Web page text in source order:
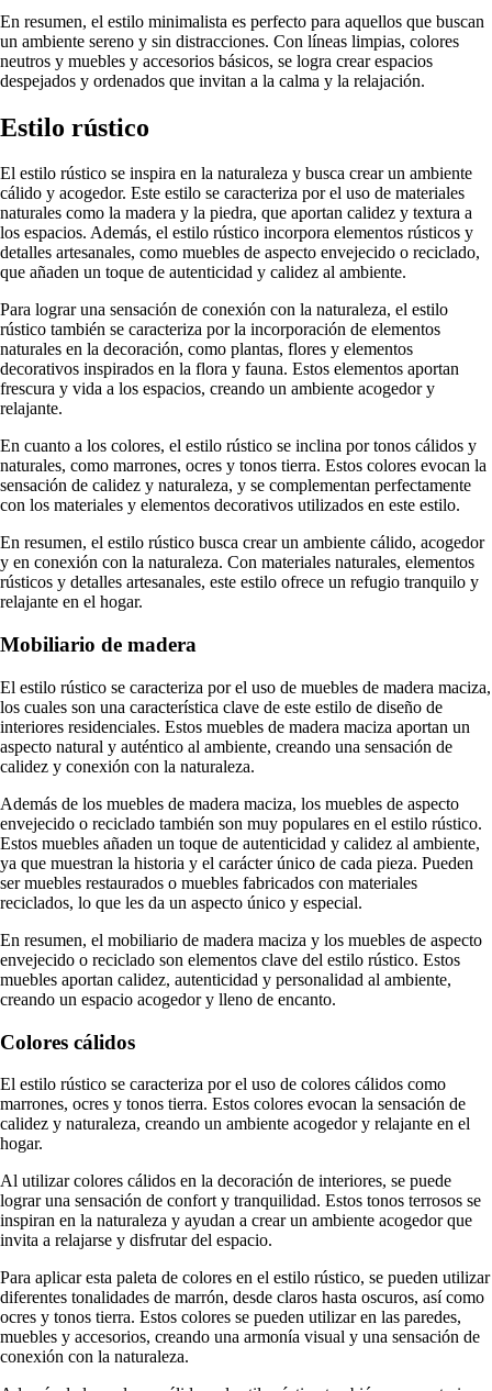
En resumen, el estilo minimalista es perfecto para aquellos que buscan
un ambiente sereno y sin distracciones. Con líneas limpias, colores
neutros y muebles y accesorios básicos, se logra crear espacios
despejados y ordenados que invitan a la calma y la relajación.
Estilo rústico
El estilo rústico se inspira en la naturaleza y busca crear un ambiente
cálido y acogedor. Este estilo se caracteriza por el uso de materiales
naturales como la madera y la piedra, que aportan calidez y textura a
los espacios. Además, el estilo rústico incorpora elementos rústicos y
detalles artesanales, como muebles de aspecto envejecido o reciclado,
que añaden un toque de autenticidad y calidez al ambiente.
Para lograr una sensación de conexión con la naturaleza, el estilo
rústico también se caracteriza por la incorporación de elementos
naturales en la decoración, como plantas, flores y elementos
decorativos inspirados en la flora y fauna. Estos elementos aportan
frescura y vida a los espacios, creando un ambiente acogedor y
relajante.
En cuanto a los colores, el estilo rústico se inclina por tonos cálidos y
naturales, como marrones, ocres y tonos tierra. Estos colores evocan la
sensación de calidez y naturaleza, y se complementan perfectamente
con los materiales y elementos decorativos utilizados en este estilo.
En resumen, el estilo rústico busca crear un ambiente cálido, acogedor
y en conexión con la naturaleza. Con materiales naturales, elementos
rústicos y detalles artesanales, este estilo ofrece un refugio tranquilo y
relajante en el hogar.
Mobiliario de madera
El estilo rústico se caracteriza por el uso de muebles de madera maciza,
los cuales son una característica clave de este estilo de diseño de
interiores residenciales. Estos muebles de madera maciza aportan un
aspecto natural y auténtico al ambiente, creando una sensación de
calidez y conexión con la naturaleza.
Además de los muebles de madera maciza, los muebles de aspecto
envejecido o reciclado también son muy populares en el estilo rústico.
Estos muebles añaden un toque de autenticidad y calidez al ambiente,
ya que muestran la historia y el carácter único de cada pieza. Pueden
ser muebles restaurados o muebles fabricados con materiales
reciclados, lo que les da un aspecto único y especial.
En resumen, el mobiliario de madera maciza y los muebles de aspecto
envejecido o reciclado son elementos clave del estilo rústico. Estos
muebles aportan calidez, autenticidad y personalidad al ambiente,
creando un espacio acogedor y lleno de encanto.
Colores cálidos
El estilo rústico se caracteriza por el uso de colores cálidos como
marrones, ocres y tonos tierra. Estos colores evocan la sensación de
calidez y naturaleza, creando un ambiente acogedor y relajante en el
hogar.
Al utilizar colores cálidos en la decoración de interiores, se puede
lograr una sensación de confort y tranquilidad. Estos tonos terrosos se
inspiran en la naturaleza y ayudan a crear un ambiente acogedor que
invita a relajarse y disfrutar del espacio.
Para aplicar esta paleta de colores en el estilo rústico, se pueden utilizar
diferentes tonalidades de marrón, desde claros hasta oscuros, así como
ocres y tonos tierra. Estos colores se pueden utilizar en las paredes,
muebles y accesorios, creando una armonía visual y una sensación de
conexión con la naturaleza.